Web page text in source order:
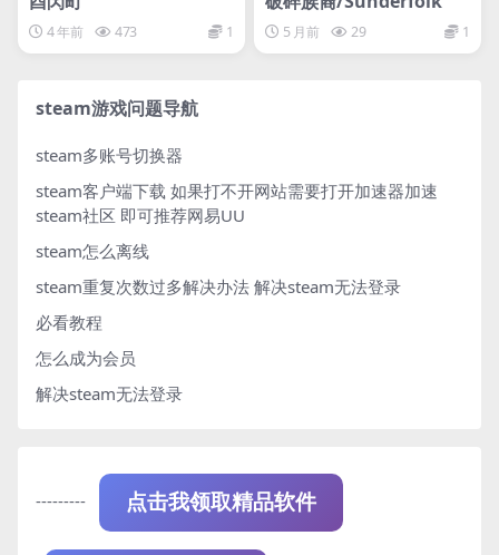
4 年前 473 1 5 月前 29 1
steam游戏问题导航
steam多账号切换器
steam客户端下载 如果打不开网站需要打开加速器加速
steam社区 即可推荐网易UU
steam怎么离线
steam重复次数过多解决办法 解决steam无法登录
必看教程
怎么成为会员
解决steam无法登录
--------- 点击我领取精品软件